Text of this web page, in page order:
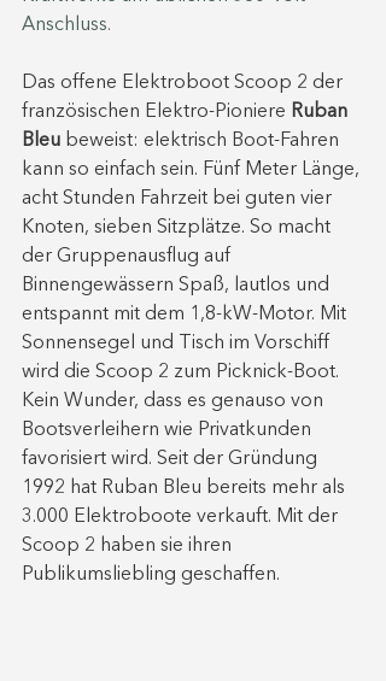
Anschluss.
Das offene Elektroboot Scoop 2 der
französischen Elektro-Pioniere Ruban
Bleu beweist: elektrisch Boot-Fahren
kann so einfach sein. Fünf Meter Länge,
acht Stunden Fahrzeit bei guten vier
Knoten, sieben Sitzplätze. So macht
der Gruppenausflug auf
Binnengewässern Spaß, lautlos und
entspannt mit dem 1,8-kW-Motor. Mit
Sonnensegel und Tisch im Vorschiff
wird die Scoop 2 zum Picknick-Boot.
Kein Wunder, dass es genauso von
Bootsverleihern wie Privatkunden
favorisiert wird. Seit der Gründung
1992 hat Ruban Bleu bereits mehr als
3.000 Elektroboote verkauft. Mit der
Scoop 2 haben sie ihren
Publikumsliebling geschaffen.